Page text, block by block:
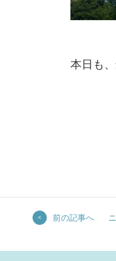
本日も
< 前の記事へ